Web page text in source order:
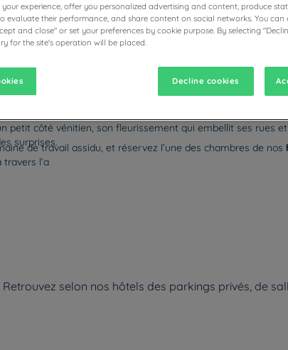
forward to interact with the calendar and select a
Navigate backward to interact with the
veulent dire. Ces valeurs essentielles chères au cœur
grand vignoble alsacien, les maisons traditionnelles de
petit côté vénitien, son fleurissement qui embellit ses rues
surprises.
de travail assidu, et réservez l’une des chambres de nos
l’a
selon nos hôtels des parkings privés, de
your experience, offer you personalized advertising and content, produce
evaluate their performance, and share content on social networks. You
and close" or set your preferences by cookie purpose. By selecting
for the site's operation will be placed.
Decline cookies